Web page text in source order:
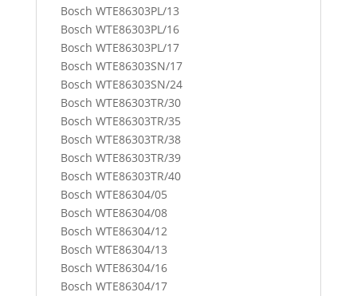
Bosch WTE86303PL/13
Bosch WTE86303PL/16
Bosch WTE86303PL/17
Bosch WTE86303SN/17
Bosch WTE86303SN/24
Bosch WTE86303TR/30
Bosch WTE86303TR/35
Bosch WTE86303TR/38
Bosch WTE86303TR/39
Bosch WTE86303TR/40
Bosch WTE86304/05
Bosch WTE86304/08
Bosch WTE86304/12
Bosch WTE86304/13
Bosch WTE86304/16
Bosch WTE86304/17